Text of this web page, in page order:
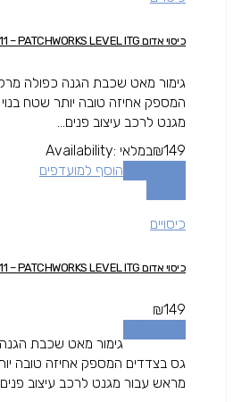
כיסוי אדום IPHONE 11 – PATCHWORKS LEVEL ITG
גימור מאט שכבת הגנה כפולה
המספק אחיזה טובה יותר שטח
מגנט לרכב עיצוב פנים...
₪149
Availability: במלאי
הוסף למועדפים
כיסויים
כיסוי אדום IPHONE 11 – PATCHWORKS LEVEL ITG
₪149
גימור מאט שכבת
גס בצדדים המספק אחיזה טובה
מראש עבור מגנט לרכב עיצוב